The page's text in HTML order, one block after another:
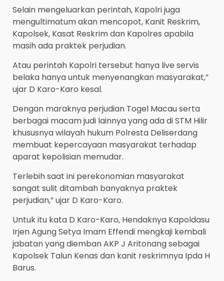
Selain mengeluarkan perintah, Kapolri juga
mengultimatum akan mencopot, Kanit Reskrim,
Kapolsek, Kasat Reskrim dan Kapolres apabila
masih ada praktek perjudian.
Atau perintah Kapolri tersebut hanya live servis
belaka hanya untuk menyenangkan masyarakat,”
ujar D Karo-Karo kesal.
Dengan maraknya perjudian Togel Macau serta
berbagai macam judi lainnya yang ada di STM Hilir
khususnya wilayah hukum Polresta Deliserdang
membuat kepercayaan masyarakat terhadap
aparat kepolisian memudar.
Terlebih saat ini perekonomian masyarakat
sangat sulit ditambah banyaknya praktek
perjudian,” ujar D Karo-Karo.
Untuk itu kata D Karo-Karo, Hendaknya Kapoldasu
Irjen Agung Setya Imam Effendi mengkaji kembali
jabatan yang diemban AKP J Aritonang sebagai
Kapolsek Talun Kenas dan kanit reskrimnya Ipda H
Barus.